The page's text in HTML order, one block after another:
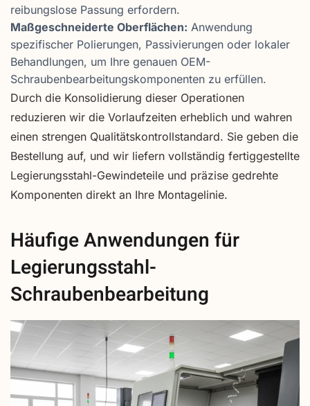
reibungslose Passung erfordern.
Maßgeschneiderte Oberflächen: Anwendung
spezifischer Polierungen, Passivierungen oder lokaler
Behandlungen, um Ihre genauen OEM-
Schraubenbearbeitungskomponenten zu erfüllen.
Durch die Konsolidierung dieser Operationen
reduzieren wir die Vorlaufzeiten erheblich und wahren
einen strengen Qualitätskontrollstandard. Sie geben die
Bestellung auf, und wir liefern vollständig fertiggestellte
Legierungsstahl-Gewindeteile und präzise gedrehte
Komponenten direkt an Ihre Montagelinie.
Häufige Anwendungen für
Legierungsstahl-
Schraubenbearbeitung